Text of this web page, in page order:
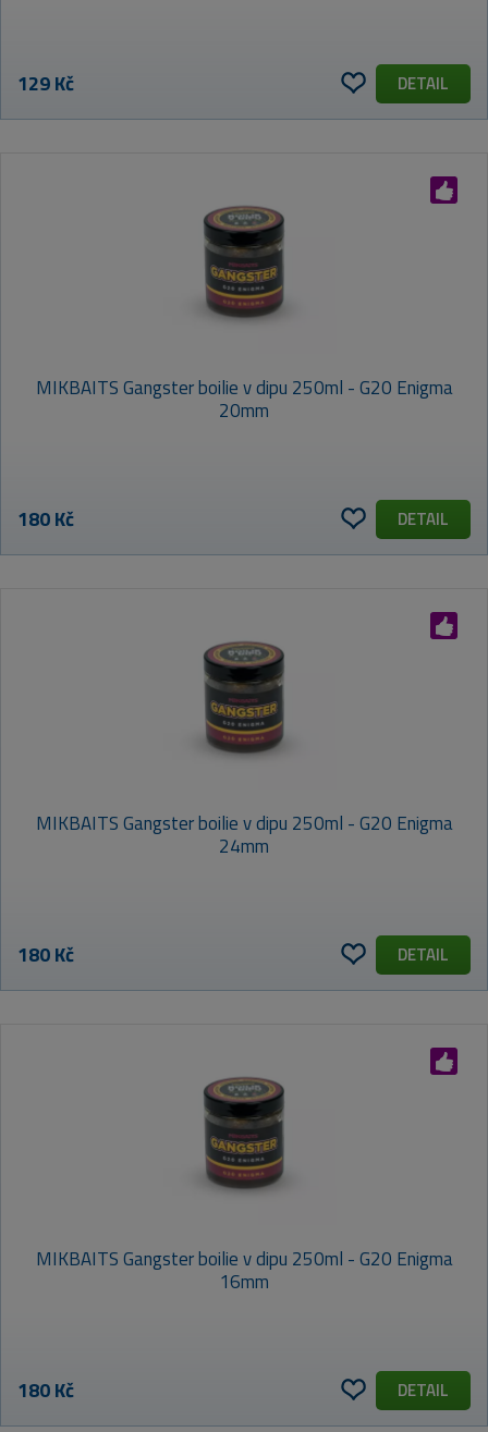
129 Kč DETAIL
MIKBAITS Gangster boilie v dipu 250ml - G20 Enigma
20mm
180 Kč DETAIL
MIKBAITS Gangster boilie v dipu 250ml - G20 Enigma
24mm
180 Kč DETAIL
MIKBAITS Gangster boilie v dipu 250ml - G20 Enigma
16mm
180 Kč DETAIL